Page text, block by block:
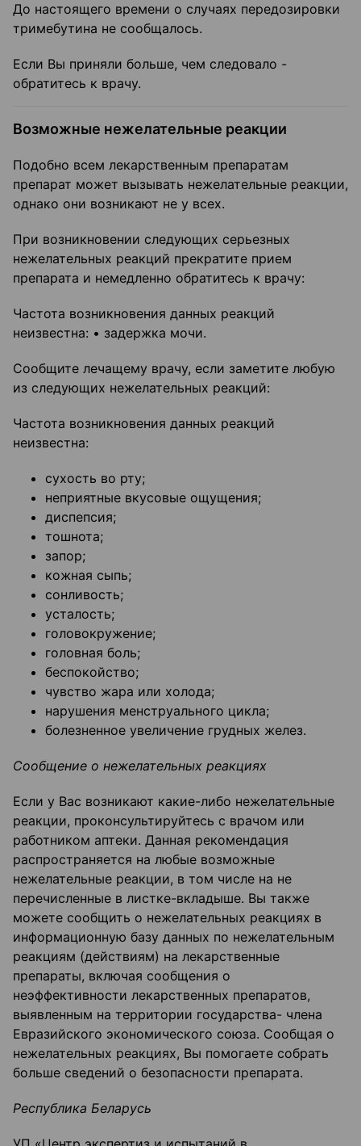
До настоящего времени о случаях передозировки
тримебутина не сообщалось.
Если Вы приняли больше, чем следовало -
обратитесь к врачу.
Возможные нежелательные реакции
Подобно всем лекарственным препаратам
препарат может вызывать нежелательные реакции,
однако они возникают не у всех.
При возникновении следующих серьезных
нежелательных реакций прекратите прием
препарата и немедленно обратитесь к врачу:
Частота возникновения данных реакций
неизвестна: • задержка мочи.
Сообщите лечащему врачу, если заметите любую
из следующих нежелательных реакций:
Частота возникновения данных реакций
неизвестна:
сухость во рту;
неприятные вкусовые ощущения;
диспепсия;
тошнота;
запор;
кожная сыпь;
сонливость;
усталость;
головокружение;
головная боль;
беспокойство;
чувство жара или холода;
нарушения менструального цикла;
болезненное увеличение грудных желез.
Сообщение о нежелательных реакциях
Если у Вас возникают какие-либо нежелательные
реакции, проконсультируйтесь с врачом или
работником аптеки. Данная рекомендация
распространяется на любые возможные
нежелательные реакции, в том числе на не
перечисленные в листке-вкладыше. Вы также
можете сообщить о нежелательных реакциях в
информационную базу данных по нежелательным
реакциям (действиям) на лекарственные
препараты, включая сообщения о
неэффективности лекарственных препаратов,
выявленным на территории государства- члена
Евразийского экономического союза. Сообщая о
нежелательных реакциях, Вы помогаете собрать
больше сведений о безопасности препарата.
Республика Беларусь